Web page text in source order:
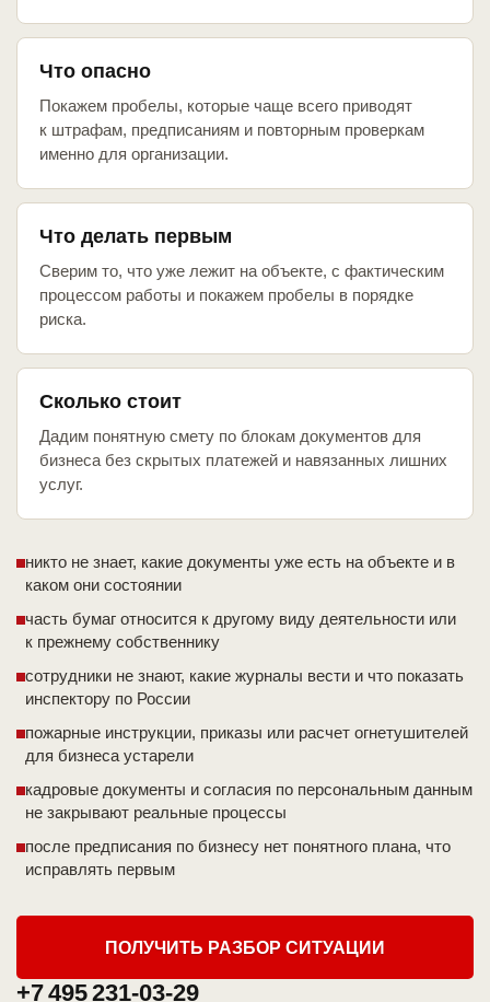
Что опасно
Покажем пробелы, которые чаще всего приводят
к штрафам, предписаниям и повторным проверкам
именно для организации.
Что делать первым
Сверим то, что уже лежит на объекте, с фактическим
процессом работы и покажем пробелы в порядке
риска.
Сколько стоит
Дадим понятную смету по блокам документов для
бизнеса без скрытых платежей и навязанных лишних
услуг.
никто не знает, какие документы уже есть на объекте и в
каком они состоянии
часть бумаг относится к другому виду деятельности или
к прежнему собственнику
сотрудники не знают, какие журналы вести и что показать
инспектору по России
пожарные инструкции, приказы или расчет огнетушителей
для бизнеса устарели
кадровые документы и согласия по персональным данным
не закрывают реальные процессы
после предписания по бизнесу нет понятного плана, что
исправлять первым
ПОЛУЧИТЬ РАЗБОР СИТУАЦИИ
+7 495 231-03-29